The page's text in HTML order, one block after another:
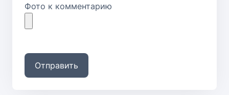
Фото к комментарию
Отправить